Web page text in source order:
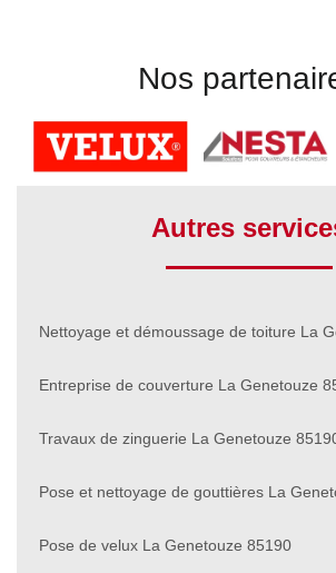
Nos
Autres
Nettoyage et démoussage de toiture La
Entreprise de couverture La Genetouze
Travaux de zinguerie La Genetouze
Pose et nettoyage de gouttières La
Pose de velux La Genetouze 85190